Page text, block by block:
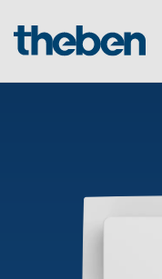
Energy
KNX
OEM-
Lösungen